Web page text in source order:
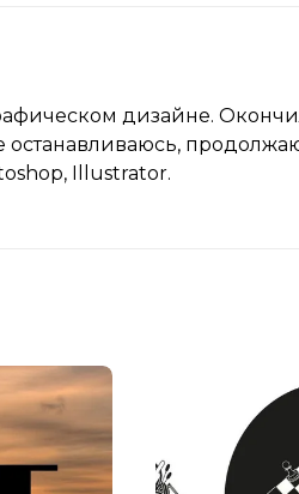
дизайне.
останавливаюсь,
Illustrator.